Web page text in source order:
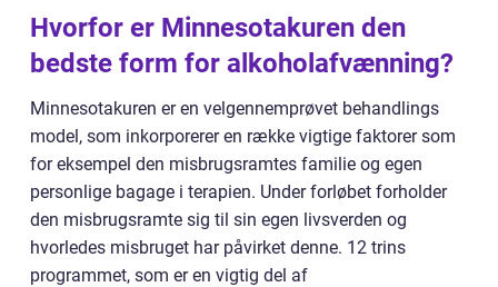
Hvorfor er Minnesotakuren den
bedste form for alkoholafvænning?
Minnesotakuren er en velgennemprøvet behandlings
model, som inkorporerer en række vigtige faktorer som
for eksempel den misbrugsramtes familie og egen
personlige bagage i terapien. Under forløbet forholder
den misbrugsramte sig til sin egen livsverden og
hvorledes misbruget har påvirket denne. 12 trins
programmet, som er en vigtig del af